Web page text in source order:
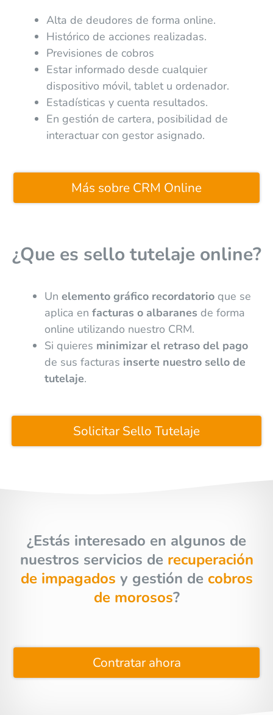
Alta de deudores de forma online.
Histórico de acciones realizadas.
Previsiones de cobros
Estar informado desde cualquier
dispositivo móvil, tablet u ordenador.
Estadísticas y cuenta resultados.
En gestión de cartera, posibilidad de
interactuar con gestor asignado.
Más sobre CRM Online
¿Que es sello tutelaje online?
Un elemento gráfico recordatorioque se
aplica en facturas o albaranes de forma
online utilizando nuestro CRM.
Si quieres minimizar el retraso del pago
de sus facturas inserte nuestro sello de
tutelaje.
Solicitar Sello Tutelaje
¿Estás interesado en algunos de
nuestros servicios de recuperación
de impagados y gestión de cobros
de morosos?
Contratar ahora